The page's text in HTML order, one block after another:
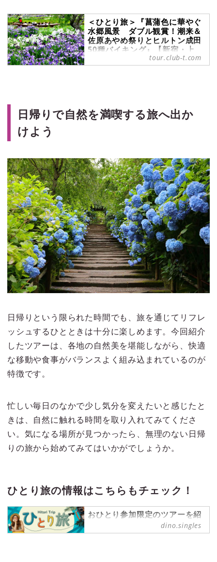
＜ひとり旅＞『菖蒲色に華やぐ
水郷風景 ダブル観賞！潮来＆
佐原あやめ祭りとヒルトン成田
50種バイキング』【新宿・上
野 出発】｜クラブツーリズム
しています。ツアー・旅行のお申込
ならクラブツーリズム。
tour.club-t.com
日帰りで自然を満喫する旅へ出か
けよう
日帰りという限られた時間でも、旅を通じてリフレ
ッシュするひとときは十分に楽しめます。今回紹介
したツアーは、各地の自然美を堪能しながら、快適
な移動や食事がバランスよく組み込まれているのが
特徴です。
忙しい毎日のなかで少し気分を変えたいと感じたと
きは、自然に触れる時間を取り入れてみてくださ
い。気になる場所が見つかったら、無理のない日帰
りの旅から始めてみてはいかがでしょうか。
ひとり旅の情報はこちらもチェック！
おひとり参加限定のツアーを紹
介する【ひとり旅プラン】を中
心に、ひとり旅情報を発信中！
dino.singles